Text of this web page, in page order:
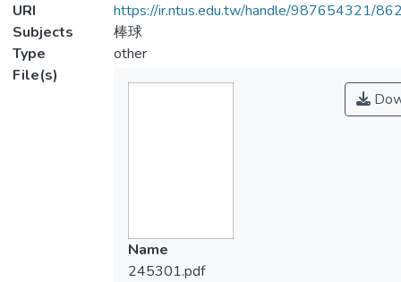
URI
https://ir.ntus.edu.tw/handle/987654321/
Subjects
棒球
Type
other
File(s)
Name
245301.pdf